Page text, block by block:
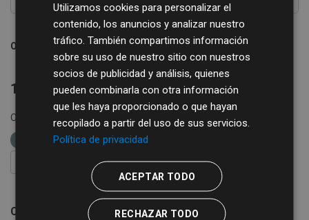
Ordenar por
1 conjunto de datos encontrado
Organizaciones: REGTSA Grupos:
Formatos:
XLS etiquetas:
FILTRAR RESULTADOS
Censo empresarial de actividades económicas
Utilizamos cookies para personalizar el
contenido, los anuncios y analizar nuestro
tráfico. También compartimos información
sobre su uso de nuestro sitio con nuestros
socios de publicidad y análisis, quienes
pueden combinarla con otra información
que les haya proporcionado o que hayan
recopilado a partir del uso de sus servicios.
Política de privacidad
ACEPTAR TODO
RECHAZAR TODO